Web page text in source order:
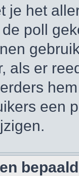
je het
poll
als er
een